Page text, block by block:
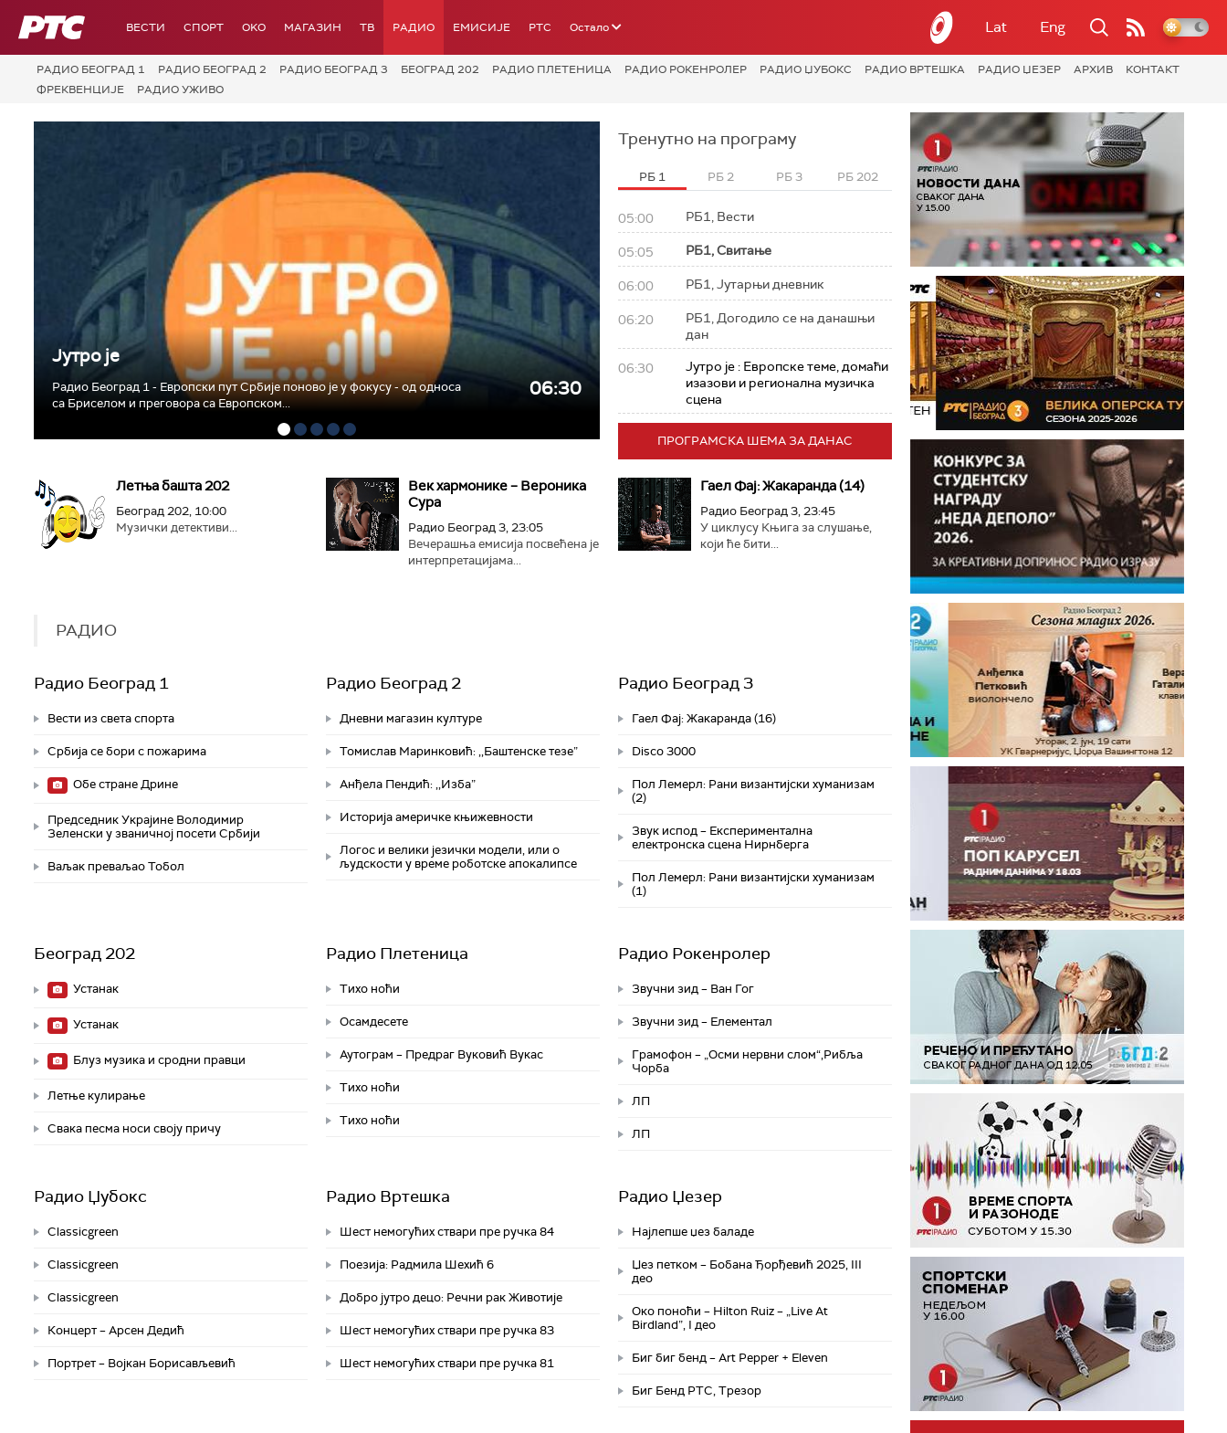
РТС ВЕСТИ СПОРТ OKO МАГАЗИН ТВ РАДИО ЕМИСИЈЕ РТС Остало Lat Eng
РАДИО БЕОГРАД 1 РАДИО БЕОГРАД 2 РАДИО БЕОГРАД 3 БЕОГРАД 202 РАДИО ПЛЕТЕНИЦА РАДИО РОКЕНРОЛЕР РАДИО ЏУБОКС РАДИО ВРТЕШКА РАДИО ЏЕЗЕР АРХИВ
КОНТАКТ
ФРЕКВЕНЦИЈЕ
РАДИО УЖИВО
Тренутно на програму
РБ 1 РБ 2 РБ 3 РБ 202
05:00 РБ1, Вести
05:05 РБ1, Свитање
06:00 РБ1, Јутарњи дневник
06:20
РБ1, Догодило се на данашњи
дан
06:30
Јутро је : Европске теме, домаћи
изазови и регионална музичка
сцена
ПРОГРАМСКА ШЕМА ЗА ДАНАС
Јутро је
Радио Београд 1 - Европски пут Србије поново је у фокусу - од односа
са Бриселом и преговора са Европском...
06:30
Летња башта 202
Београд 202, 10:00
Музички детективи...
Век хармонике – Вероника
Сура
Радио Београд 3, 23:05
Вечерашња емисија посвећена је
интерпретацијама...
Гаел Фај: Жакаранда (14)
Радио Београд 3, 23:45
У циклусу Књига за слушање,
који ће бити...
РАДИО
Радио Београд 1
Вести из света спорта
Србија се бори с пожарима
Обе стране Дрине
Председник Украјине Володимир
Зеленски у званичној посети Србији
Ваљак преваљао Тобол
Радио Београд 2
Дневни магазин културе
Томислав Маринковић: ,,Баштенске тезе”
Анђела Пендић: ,,Изба”
Историјa америчке књижевности
Логос и велики језички модели, или о
људскости у време роботске апокалипсе
Радио Београд 3
Гаел Фај: Жакаранда (16)
Disco 3000
Пол Лемерл: Рани византијски хуманизам
(2)
Звук испод – Експериментална
електронска сцена Нирнберга
Пол Лемерл: Рани византијски хуманизам
(1)
Београд 202
Устанак
Устанак
Блуз музика и сродни правци
Летње кулирање
Свака песма носи своју причу
Радио Плетеница
Тихо ноћи
Осамдесете
Аутограм – Предраг Вуковић Вукас
Тихо ноћи
Тихо ноћи
Радио Рокенролер
Звучни зид – Ван Гог
Звучни зид – Елементал
Грамофон – „Осми нервни слом“,Рибља
Чорба
ЛП
ЛП
Радио Џубокс
Classicgreen
Classicgreen
Classicgreen
Концерт – Арсен Дедић
Портрет – Војкан Борисављевић
Радио Вртешка
Шест немогућих ствари пре ручка 84
Поезија: Радмила Шехић 6
Добро јутро децо: Речни рак Животије
Шест немогућих ствари пре ручка 83
Шест немогућих ствари пре ручка 81
Радио Џезер
Најлепше џез баладе
Џез петком – Бобана Ђорђевић 2025, III
део
Око поноћи – Hilton Ruiz – „Live At
Birdland”, I део
Биг биг бенд – Art Pepper + Eleven
Биг Бенд РТС, Трезор